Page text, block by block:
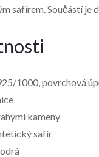
safírem. Součástí je
1000, povrchová
kameny
safír